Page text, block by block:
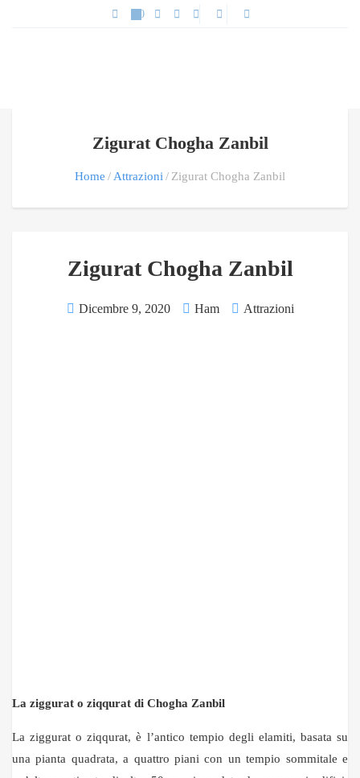
Zigurat Chogha Zanbil
Home Attrazioni Zigurat Chogha Zanbil
Zigurat Chogha Zanbil
Dicembre 9, 2020 Ham Attrazioni
La ziggurat o ziqqurat di Chogha Zanbil
La ziggurat o ziqqurat, è l’antico tempio degli elamiti, basata su
una pianta quadrata, a quattro piani con un tempio sommitale e